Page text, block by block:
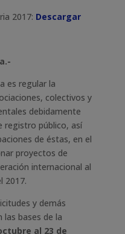
2017: Descargar
es regular la
colectivos y
debidamente
registro público, así
de éstas, en el
proyectos de
internacional al
2017.
y demás
bases de la
al 23 de